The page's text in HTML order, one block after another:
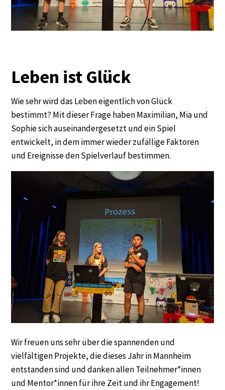
Leben ist Glück
Wie sehr wird das Leben eigentlich von Glück
bestimmt? Mit dieser Frage haben Maximilian, Mia und
Sophie sich auseinandergesetzt und ein Spiel
entwickelt, in dem immer wieder zufällige Faktoren
und Ereignisse den Spielverlauf bestimmen.
Wir freuen uns sehr über die spannenden und
vielfältigen Projekte, die dieses Jahr in Mannheim
entstanden sind und danken allen Teilnehmer*innen
und Mentor*innen für ihre Zeit und ihr Engagement!